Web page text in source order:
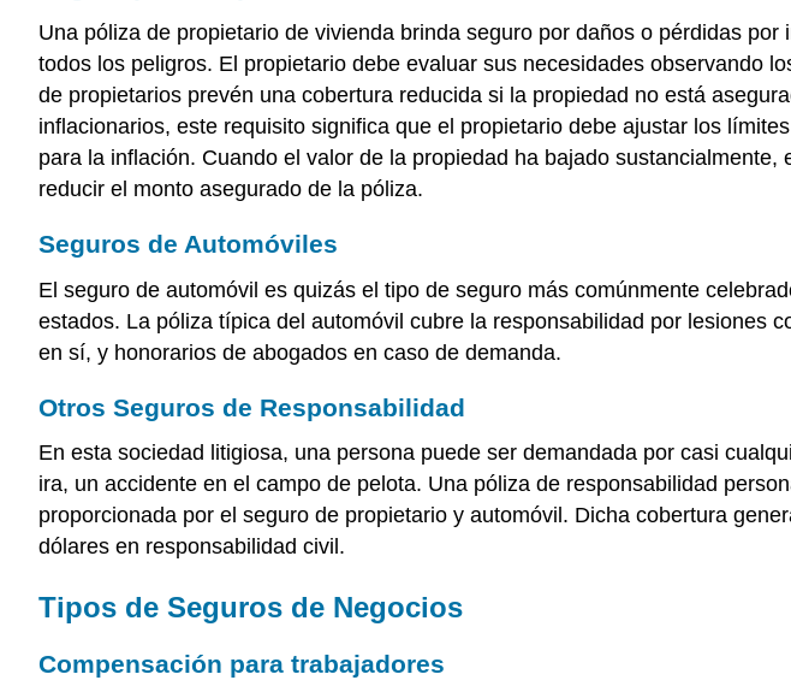
Una póliza de propietario de vivienda brinda seguro por daños o pérdidas
todos los peligros. El propietario debe evaluar sus necesidades observando
de propietarios prevén una cobertura reducida si la propiedad no está
inflacionarios, este requisito significa que el propietario debe ajustar los
para la inflación. Cuando el valor de la propiedad ha bajado
reducir el monto asegurado de la póliza.
Seguros de Automóviles
El seguro de automóvil es quizás el tipo de seguro más comúnmente
estados. La póliza típica del automóvil cubre la responsabilidad por lesiones
en sí, y honorarios de abogados en caso de demanda.
Otros Seguros de Responsabilidad
En esta sociedad litigiosa, una persona puede ser demandada por casi
ira, un accidente en el campo de pelota. Una póliza de responsabilidad
proporcionada por el seguro de propietario y automóvil. Dicha cobertura
dólares en responsabilidad civil.
Tipos de Seguros de Negocios
Compensación para trabajadores